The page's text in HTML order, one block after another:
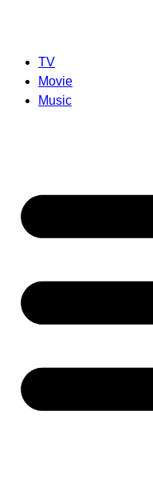
TV
Movie
Music